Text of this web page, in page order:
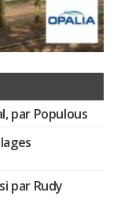
par Populous
par Rudy